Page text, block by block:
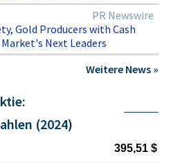
PR Newswire
Gold Producers with Cash
Next Leaders
Weitere News »
(2024)
395,51 $